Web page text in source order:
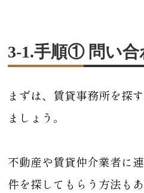
3-1.手順① 問い合
まずは、賃貸事務所を探
ましょう。
不動産や賃貸仲介業者に
件を探してもらう方法も